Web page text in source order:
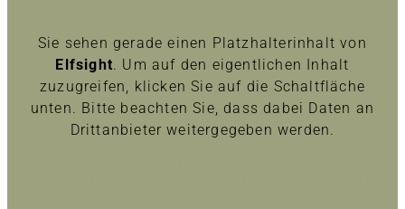
Sie sehen gerade einen Platzhalterinhalt von
Elfsight. Um auf den eigentlichen Inhalt
zuzugreifen, klicken Sie auf die Schaltfläche
unten. Bitte beachten Sie, dass dabei Daten an
Drittanbieter weitergegeben werden.